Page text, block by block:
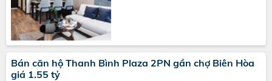
Bán căn hộ Thanh Bình Plaza 2PN gần chợ Biên Hòa
giá 1.55 tỷ